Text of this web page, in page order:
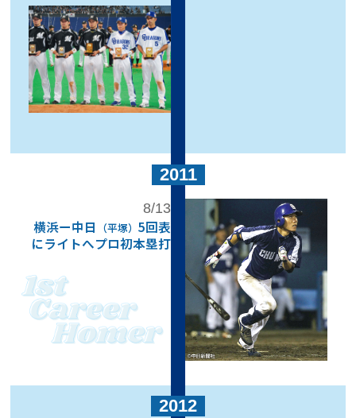
2011
8/13
横浜ー中日 （平塚）5回表
にライトへプロ初本塁打
2012